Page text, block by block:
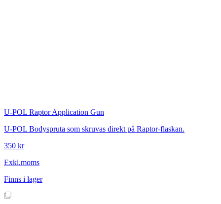
U-POL Raptor Application Gun
U-POL Bodyspruta som skruvas direkt på Raptor-flaskan.
350 kr
Exkl.moms
Finns i lager